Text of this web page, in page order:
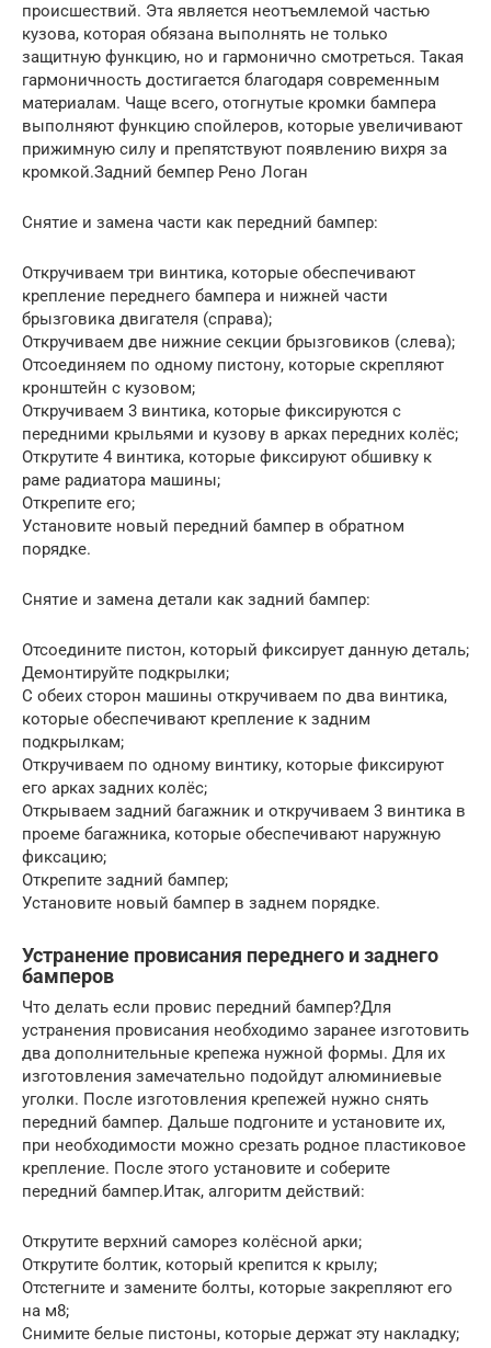
происшествий. Эта является неотъемлемой частью
кузова, которая обязана выполнять не только
защитную функцию, но и гармонично смотреться. Такая
гармоничность достигается благодаря современным
материалам. Чаще всего, отогнутые кромки бампера
выполняют функцию спойлеров, которые увеличивают
прижимную силу и препятствуют появлению вихря за
кромкой.Задний бемпер Рено Логан
Cнятие и замена части как передний бампер:
Откручиваем три винтика, которые обеспечивают
крепление переднего бампера и нижней части
брызговика двигателя (справа);
Откручиваем две нижние секции брызговиков (слева);
Отсоединяем по одному пистону, которые скрепляют
кронштейн с кузовом;
Откручиваем 3 винтика, которые фиксируются с
передними крыльями и кузову в арках передних колёс;
Открутите 4 винтика, которые фиксируют обшивку к
раме радиатора машины;
Открепите его;
Установите новый передний бампер в обратном
порядке.
Снятие и замена детали как задний бампер:
Отсоедините пистон, который фиксирует данную деталь;
Демонтируйте подкрылки;
С обеих сторон машины откручиваем по два винтика,
которые обеспечивают крепление к задним
подкрылкам;
Откручиваем по одному винтику, которые фиксируют
его арках задних колёс;
Открываем задний багажник и откручиваем 3 винтика в
проеме багажника, которые обеспечивают наружную
фиксацию;
Открепите задний бампер;
Установите новый бампер в заднем порядке.
Устранение провисания переднего и заднего
бамперов
Что делать если провис передний бампер?Для
устранения провисания необходимо заранее изготовить
два дополнительные крепежа нужной формы. Для их
изготовления замечательно подойдут алюминиевые
уголки. После изготовления крепежей нужно снять
передний бампер. Дальше подгоните и установите их,
при необходимости можно срезать родное пластиковое
крепление. После этого установите и соберите
передний бампер.Итак, алгоритм действий:
Открутите верхний саморез колёсной арки;
Открутите болтик, который крепится к крылу;
Отстегните и замените болты, которые закрепляют его
на м8;
Снимите белые пистоны, которые держат эту накладку;